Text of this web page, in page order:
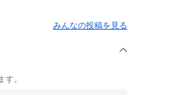
みんなの投稿を見る
。